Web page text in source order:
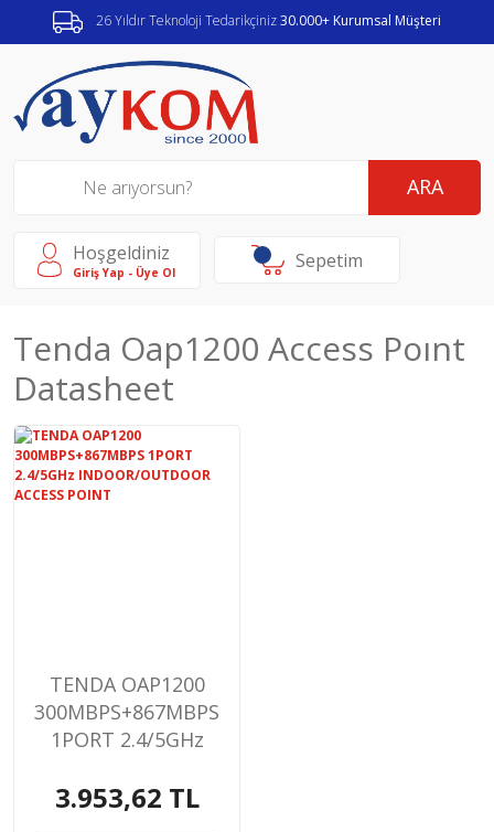
26 Yıldır Teknoloji Tedarikçiniz30.000+ Kurumsal Müşteri
ARA
Hoşgeldiniz
Giriş Yap - Üye Ol Sepetim
Tenda Oap1200 Access Poınt
Datasheet
TENDA OAP1200
300MBPS+867MBPS
1PORT 2.4/5GHz
ACCESS POINT
3.953,62 TL